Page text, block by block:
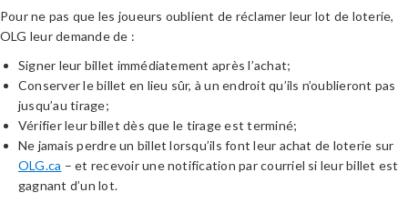
Pour ne pas que les joueurs oublient de réclamer leur lot de loterie,
OLG leur demande de :
Signer leur billet immédiatement après l’achat;
Conserver le billet en lieu sûr, à un endroit qu’ils n’oublieront pas
jusqu’au tirage;
Vérifier leur billet dès que le tirage est terminé;
Ne jamais perdre un billet lorsqu’ils font leur achat de loterie sur
OLG.ca – et recevoir une notification par courriel si leur billet est
gagnant d’un lot.